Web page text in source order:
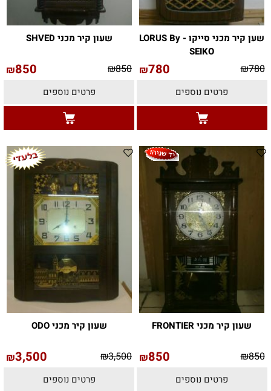
שען קיר מכני סייקו - LORUS By
SEIKO
₪780
₪780
פרטים נוספים
שעון קיר מכני SHVED
₪850
₪850
פרטים נוספים
שעון קיר מכני FRONTIER
₪850
₪850
פרטים נוספים
שעון קיר מכני ODO
₪3,500
₪3,500
פרטים נוספים